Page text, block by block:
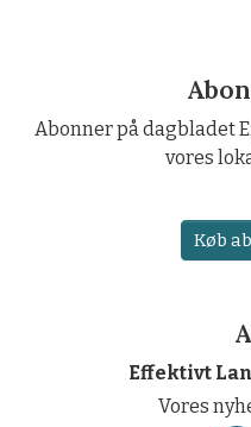
Abonner på dagbladet
vores
Køb
Effektivt
Vores